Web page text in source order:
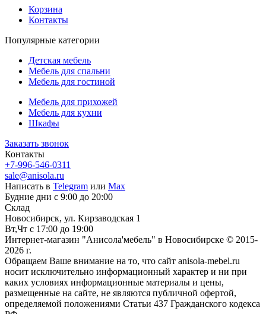
Корзина
Контакты
Популярные категории
Детская мебель
Мебель для спальни
Мебель для гостиной
Мебель для прихожей
Мебель для кухни
Шкафы
Заказать звонок
Контакты
+7-996-546-0311
sale@anisola.ru
Написать в Telegram или Max
Будние дни с 9:00 до 20:00
Склад
Новосибирск, ул. Кирзаводская 1
Вт,Чт с 17:00 до 19:00
Интернет-магазин "Анисола'мебель" в Новосибирске © 2015-
2026 г.
Обращаем Ваше внимание на то, что сайт anisola-mebel.ru
носит исключительно информационный характер и ни при
каких условиях информационные материалы и цены,
размещенные на сайте, не являются публичной офертой,
определяемой положениями Статьи 437 Гражданского кодекса